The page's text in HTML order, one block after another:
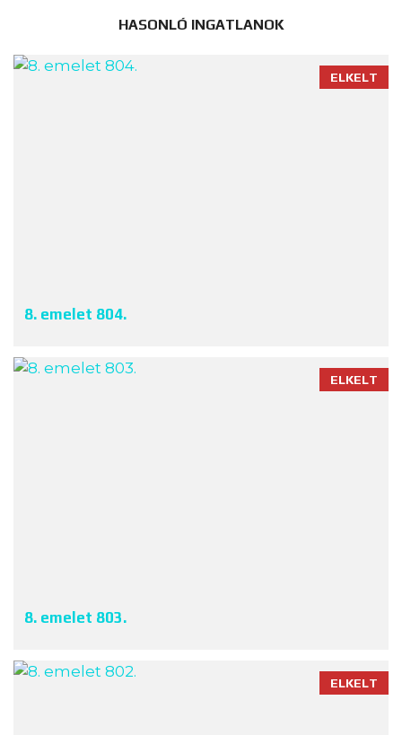
HASONLÓ INGATLANOK
ELKELT
8. emelet 804.
ELKELT
8. emelet 803.
ELKELT